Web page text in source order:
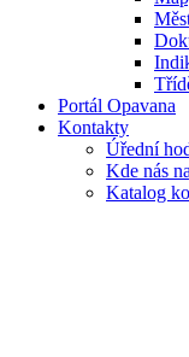
Portál Opavana
Kontakty
Úřední
Kde nás
Katalog